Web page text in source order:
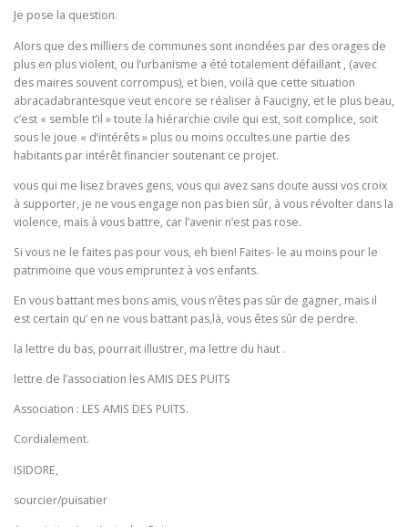
Je pose la question.
Alors que des milliers de communes sont inondées par des orages de
plus en plus violent, ou l’urbanisme a été totalement défaillant , (avec
des maires souvent corrompus), et bien, voilà que cette situation
abracadabrantesque veut encore se réaliser à Faucigny, et le plus beau,
c’est « semble t’il » toute la hiérarchie civile qui est, soit complice, soit
sous le joue « d’intérêts » plus ou moins occultes.une partie des
habitants par intérêt financier soutenant ce projet.
vous qui me lisez braves gens, vous qui avez sans doute aussi vos croix
à supporter, je ne vous engage non pas bien sûr, à vous révolter dans la
violence, mais à vous battre, car l’avenir n’est pas rose.
Si vous ne le faites pas pour vous, eh bien! Faites- le au moins pour le
patrimoine que vous empruntez à vos enfants.
En vous battant mes bons amis, vous n’êtes pas sûr de gagner, mais il
est certain qu’ en ne vous battant pas,là, vous êtes sûr de perdre.
la lettre du bas, pourrait illustrer, ma lettre du haut .
lettre de l’association les AMIS DES PUITS
Association : LES AMIS DES PUITS.
Cordialement.
ISIDORE,
sourcier/puisatier